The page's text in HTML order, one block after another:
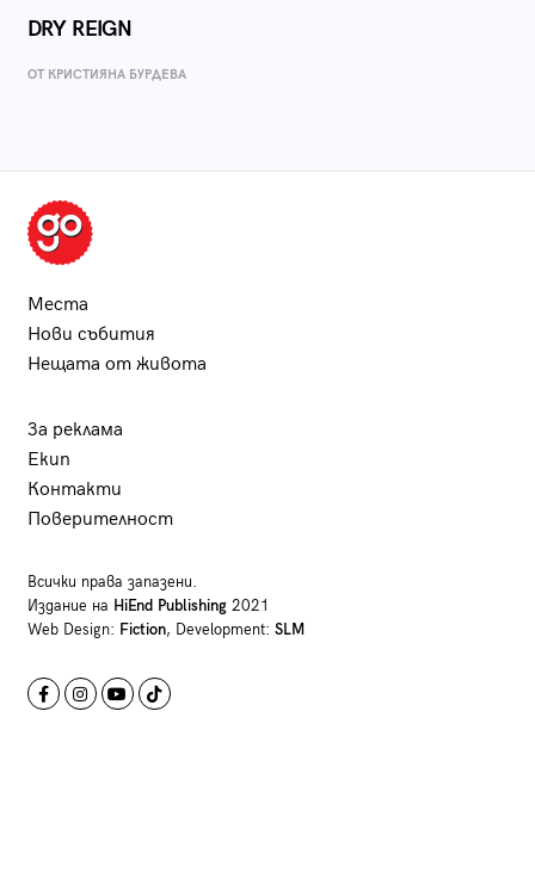
DRY REIGN
ОТ КРИСТИЯНА БУРДЕВА
Места
Нови събития
Нещата от живота
За реклама
Екип
Контакти
Поверителност
Всички права запазени.
Издание на HiEnd Publishing2021
Web Design: Fiction, Development: SLM